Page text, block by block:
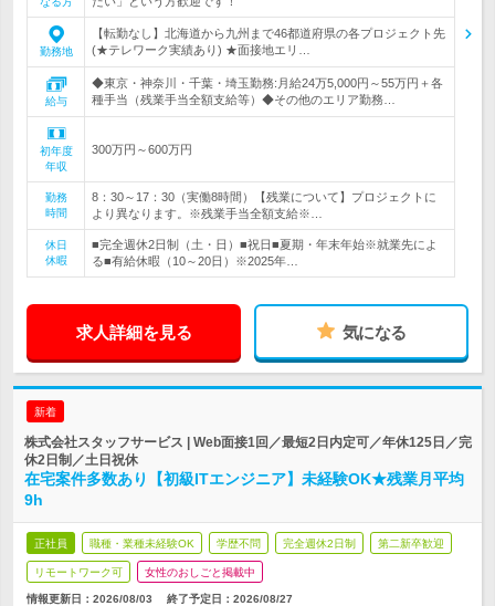
勤務地
【転勤なし】北海道から九州まで46都道府県の各プロジェクト先
(★テレワーク実績あり) ★面接地エリ…
給与
◆東京・神奈川・千葉・埼玉勤務:月給24万5,000円～55万円＋各
種手当（残業手当全額支給等）◆その他のエリア勤務…
初年度
年収
300万円～600万円
勤務
時間
8：30～17：30（実働8時間）【残業について】プロジェクトに
より異なります。※残業手当全額支給※…
休日
休暇
■完全週休2日制（土・日）■祝日■夏期・年末年始※就業先によ
る■有給休暇（10～20日）※2025年…
求人詳細を見る 気になる
新着
株式会社スタッフサービス | Web面接1回／最短2日内定可／年休125日／完
休2日制／土日祝休
在宅案件多数あり【初級ITエンジニア】未経験OK★残業月平均
9h
正社員 職種・業種未経験OK 学歴不問 完全週休2日制 第二新卒歓迎
リモートワーク可 女性のおしごと掲載中
情報更新日：2026/08/03 終了予定日： 2026/08/27